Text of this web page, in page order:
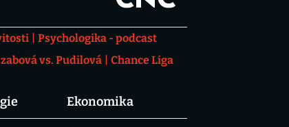
Psychologika - podcast
vs. Pudilová
Chance Liga
Ekonomika